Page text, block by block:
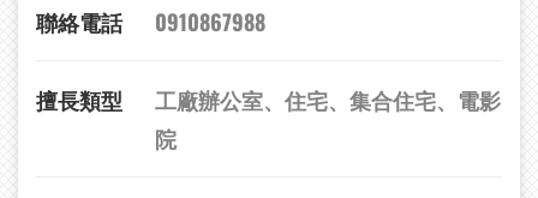
聯絡電話 0910867988
擅長類型
工廠辦公室、住宅、集合住宅、電影
院